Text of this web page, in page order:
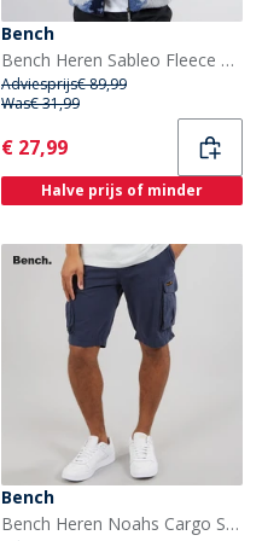
Bench
Bench Heren Sableo Fleece Hoodie Blauw Camo
Adviesprijs€ 89,99
Was€ 31,99
Current
€ 27,99
Halve prijs of minder
Bench
Bench Heren Noahs Cargo Shorts Navy